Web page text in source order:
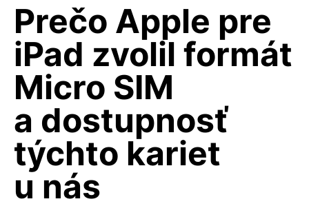
Prečo Apple pre
iPad zvolil formát
Micro SIM
a dostupnosť
týchto kariet
u nás